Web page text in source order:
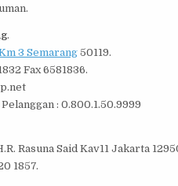
.
3 Semarang 50119.
Fax 6581836.
: 0.800.1.50.9999
Rasuna Said Kav11 Jakarta
1857.